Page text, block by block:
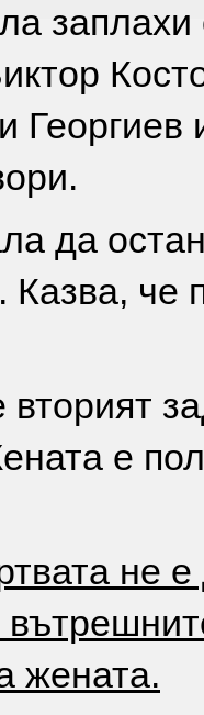
заплахи
да
Казва,
вторият
е
не
жената.